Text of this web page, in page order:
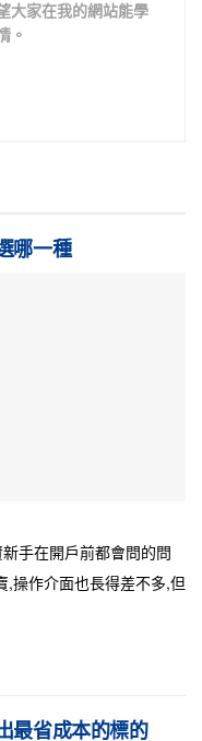
大家在我的網站能學
。
哪一種
手在開戶前都會問的問
,操作介面也長得差不多,但
最省成本的標的